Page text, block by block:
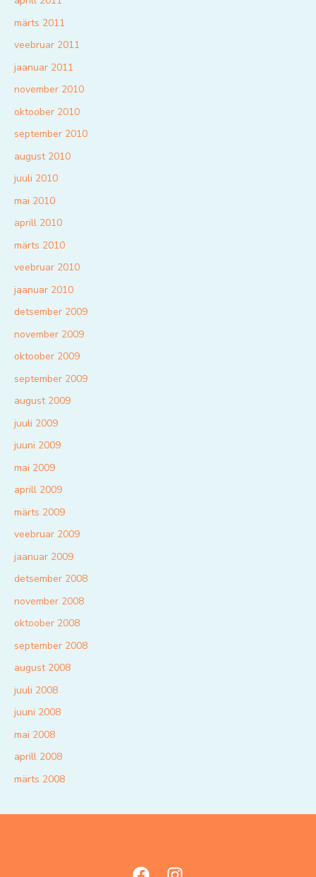
märts 2011
veebruar 2011
jaanuar 2011
november 2010
oktoober 2010
september 2010
august 2010
juuli 2010
mai 2010
aprill 2010
märts 2010
veebruar 2010
jaanuar 2010
detsember 2009
november 2009
oktoober 2009
september 2009
august 2009
juuli 2009
juuni 2009
mai 2009
aprill 2009
märts 2009
veebruar 2009
jaanuar 2009
detsember 2008
november 2008
oktoober 2008
september 2008
august 2008
juuli 2008
juuni 2008
mai 2008
aprill 2008
märts 2008